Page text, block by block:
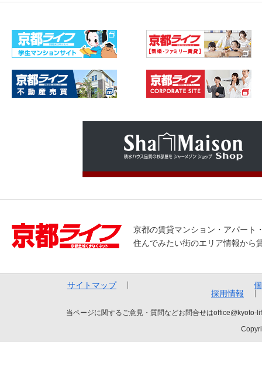
京都の賃貸マンション・アパート
住んでみたい街のエリア情報から
サイトマップ
採用情報
当ページに関するご意見・質問などお問合せは